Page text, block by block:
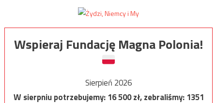
Wspieraj Fundację Magna Polonia!
Sierpień 2026
W sierpniu potrzebujemy:16 500zł, zebraliśmy:1351